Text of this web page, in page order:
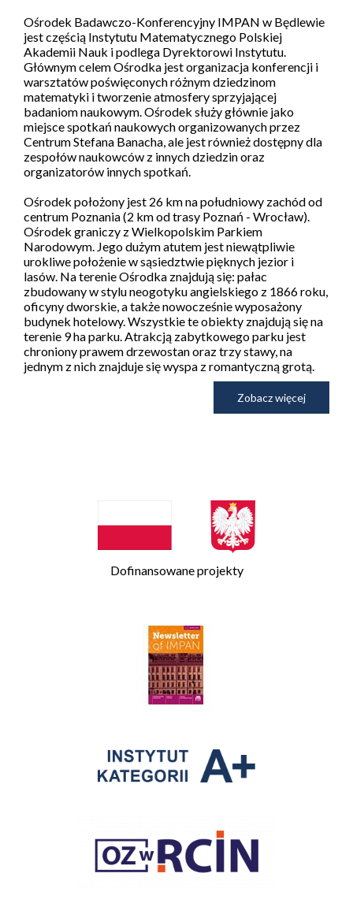
Ośrodek Badawczo-Konferencyjny IMPAN w Będlewie
jest częścią Instytutu Matematycznego Polskiej
Akademii Nauk i podlega Dyrektorowi Instytutu.
Głównym celem Ośrodka jest organizacja konferencji i
warsztatów poświęconych różnym dziedzinom
matematyki i tworzenie atmosfery sprzyjającej
badaniom naukowym. Ośrodek służy głównie jako
miejsce spotkań naukowych organizowanych przez
Centrum Stefana Banacha, ale jest również dostępny dla
zespołów naukowców z innych dziedzin oraz
organizatorów innych spotkań.
Ośrodek położony jest 26 km na południowy zachód od
centrum Poznania (2 km od trasy Poznań - Wrocław).
Ośrodek graniczy z Wielkopolskim Parkiem
Narodowym. Jego dużym atutem jest niewątpliwie
urokliwe położenie w sąsiedztwie pięknych jezior i
lasów. Na terenie Ośrodka znajdują się: pałac
zbudowany w stylu neogotyku angielskiego z 1866 roku,
oficyny dworskie, a także nowocześnie wyposażony
budynek hotelowy. Wszystkie te obiekty znajdują się na
terenie 9 ha parku. Atrakcją zabytkowego parku jest
chroniony prawem drzewostan oraz trzy stawy, na
jednym z nich znajduje się wyspa z romantyczną grotą.
Zobacz więcej
Dofinansowane projekty